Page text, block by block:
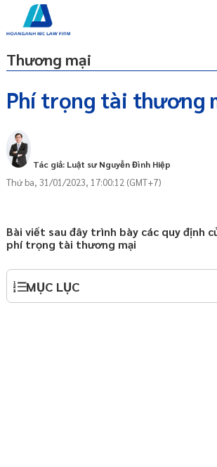
Thương mại
Phí trọng tài thương
Tác giả: Luật sư Nguyễn Đình Hiệp
Thứ ba, 31/01/2023, 17:00:12 (GMT+7)
Bài viết sau đây trình bày các quy định
phí trọng tài thương mại
MỤC LỤC
sư trực tuyến online
ty/doanh nghiệp
gói
ty/doanh nghiệp
ty/doanh nghiệp
gói